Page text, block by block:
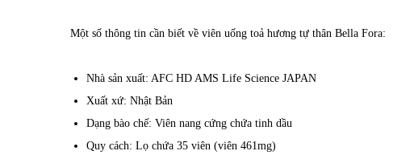
Một số thông tin cần biết về viên uống toả hương tự thân Bella Fora:
Nhà sản xuất: AFC HD AMS Life Science JAPAN
Xuất xứ: Nhật Bản
Dạng bào chế: Viên nang cứng chứa tinh dầu
Quy cách: Lọ chứa 35 viên (viên 461mg)